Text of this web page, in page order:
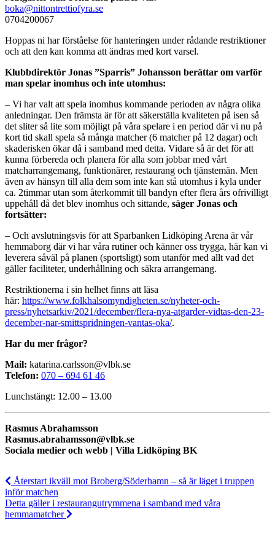
boka@nittontrettiofyra.se
0704200067
Hoppas ni har förståelse för hanteringen under rådande restriktioner
och att den kan komma att ändras med kort varsel.
Klubbdirektör Jonas ”Sparris” Johansson berättar om varför
man spelar inomhus och inte utomhus:
– Vi har valt att spela inomhus kommande perioden av några olika
anledningar. Den främsta är för att säkerställa kvaliteten på isen så
det sliter så lite som möjligt på våra spelare i en period där vi nu på
kort tid skall spela så många matcher (6 matcher på 12 dagar) och
skaderisken ökar då i samband med detta. Vidare så är det för att
kunna förbereda och planera för alla som jobbar med vårt
matcharrangemang, funktionärer, restaurang och tjänstemän. Men
även av hänsyn till alla dem som inte kan stå utomhus i kyla under
ca. 2timmar utan som återkommit till bandyn efter flera års ofrivilligt
uppehåll då det blev inomhus och sittande, säger Jonas och
fortsätter:
– Och avslutningsvis för att Sparbanken Lidköping Arena är vår
hemmaborg där vi har våra rutiner och känner oss trygga, här kan vi
leverera såväl på planen (sportsligt) som utanför med allt vad det
gäller faciliteter, underhållning och säkra arrangemang.
Restriktionerna i sin helhet finns att läsa
här: https://www.folkhalsomyndigheten.se/nyheter-och-
press/nyhetsarkiv/2021/december/flera-nya-atgarder-vidtas-den-23-
december-nar-smittspridningen-vantas-oka/.
Har du mer frågor?
Mail: katarina.carlsson@vlbk.se
Telefon: 070 – 694 61 46
Lunchstängt: 12.00 – 13.00
Rasmus Abrahamsson
Rasmus.abrahamsson@vlbk.se
Sociala medier och webb | Villa Lidköping BK
Återstart ikväll mot Broberg/Söderhamn – så är läget i truppen
inför matchen
Detta gäller i restaurangutrymmena i samband med våra
hemmamatcher